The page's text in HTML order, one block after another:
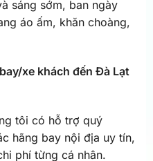
sáng sớm, ban ngày
áo ấm, khăn choàng,
xe khách đến Đà Lạt
tôi có hỗ trợ quý
hãng bay nội địa uy tín,
phí từng cá nhân.